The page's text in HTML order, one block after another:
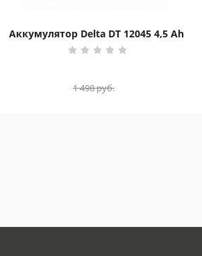
Аккумулятор Delta DT 12045 4,5 Ah
1 498руб.